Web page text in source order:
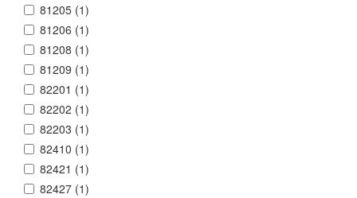
81205 (1)
81206 (1)
81208 (1)
81209 (1)
82201 (1)
82202 (1)
82203 (1)
82410 (1)
82421 (1)
82427 (1)